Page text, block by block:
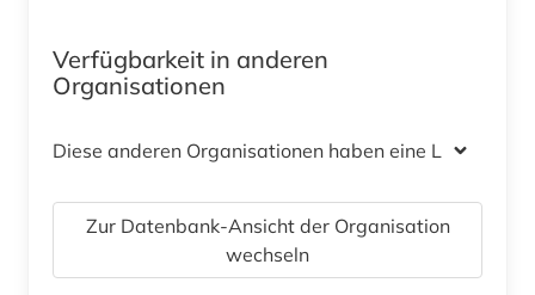
Verfügbarkeit in anderen
Organisationen
Diese anderen Organisationen haben eine Lizenz
Zur Datenbank-Ansicht der Organisation
wechseln